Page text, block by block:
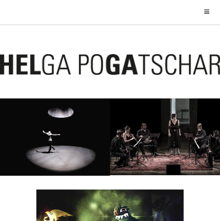
WELT FÄLLT RUNTER
5. September 2018
SCHACHABEND
20. Januar 2017